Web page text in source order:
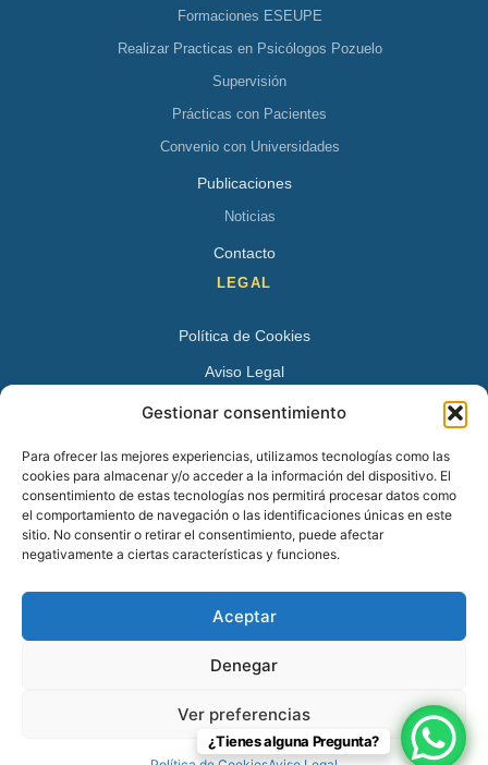
Gestionar consentimiento
Para ofrecer las mejores experiencias, utilizamos tecnologías como las
cookies para almacenar y/o acceder a la información del dispositivo. El
consentimiento de estas tecnologías nos permitirá procesar datos como
el comportamiento de navegación o las identificaciones únicas en este
sitio. No consentir o retirar el consentimiento, puede afectar
negativamente a ciertas características y funciones.
Aceptar
Denegar
Ver preferencias
Formaciones ESEUPE
Realizar Practicas en Psicólogos Pozuelo
Supervisión
Prácticas con Pacientes
Convenio con Universidades
Publicaciones
Noticias
Contacto
LEGAL
Política de Cookies
Aviso Legal
Política de Privacidad
Avenida Juan XXIII 15 B 28224 – Pozuelo de Alarcón,
Madrid
Tel:+34 913527728
+34 669 83 48 45
info@psicologospozuelo.es
© 2026 Psicólogos Pozuelo en Pozuelo de Alarcón – 91 352 77 28.
Todos los derechos reservados.
¿Tienes alguna Pregunta?